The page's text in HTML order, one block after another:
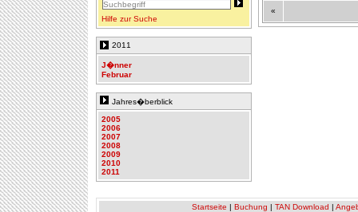
Hilfe zur Suche
2011
J�nner
Februar
Jahres�berblick
2005
2006
2007
2008
2009
2010
2011
«
Startseite | Buchung | TAN Download |